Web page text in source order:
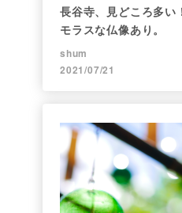
長谷寺、見どころ多い
モラスな仏像あり。
shum
2021/07/21